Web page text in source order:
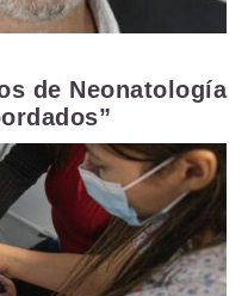
de Neonatología